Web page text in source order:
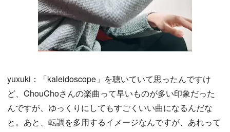
yuxuki：「kaleidoscope」を聴いていて思ったんですけ
ど、ChouChoさんの楽曲って早いものが多い印象だった
んですが、ゆっくりにしてもすごくいい曲になるんだな
と。あと、転調を多用するイメージなんですが、あれって